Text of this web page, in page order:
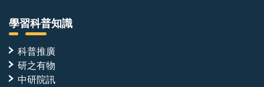
學習科普知識
科普推廣
研之有物
中研院訊